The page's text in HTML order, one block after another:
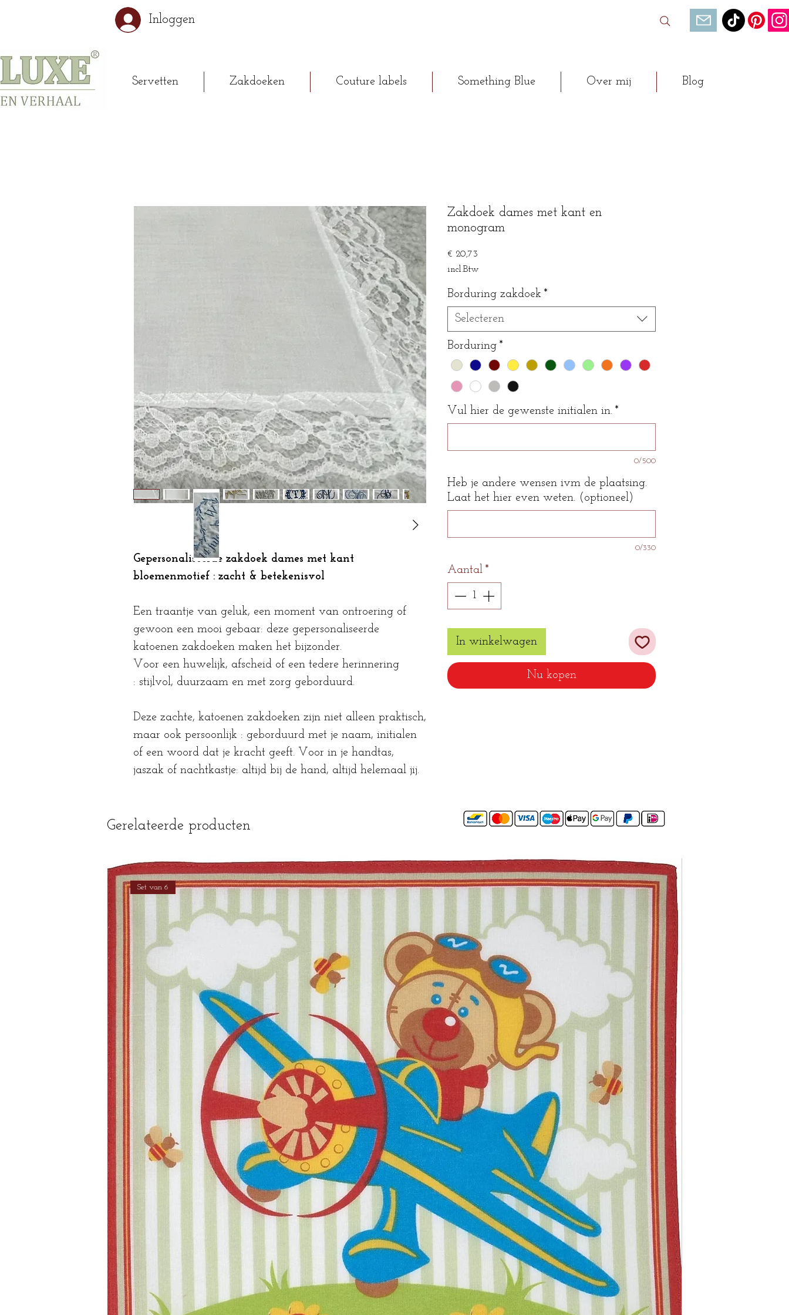
Inloggen
Servetten Zakdoeken Couture labels Something Blue Over mij Blog
Gepersonaliseerde zakdoek dames met kant
bloemenmotief : zacht & betekenisvol
Een traantje van geluk, een moment van ontroering of
gewoon een mooi gebaar: deze gepersonaliseerde
katoenen zakdoeken maken het bijzonder.
Voor een huwelijk, afscheid of een tedere herinnering
: stijlvol, duurzaam en met zorg geborduurd.
Deze zachte, katoenen zakdoeken zijn niet alleen praktisch,
maar ook persoonlijk : geborduurd met je naam, initialen
of een woord dat je kracht geeft. Voor in je handtas,
jaszak of nachtkastje: altijd bij de hand, altijd helemaal jij.
Zakdoek dames met kant en
monogram
€ 20,73
incl.Btw
Borduring zakdoek *
Selecteren
Borduring *
Vul hier de gewenste initialen in. *
0/500
Heb je andere wensen ivm de plaatsing.
Laat het hier even weten. (optioneel)
0/330
Aantal *
In winkelwagen
Nu kopen
Gerelateerde producten
Set van 6